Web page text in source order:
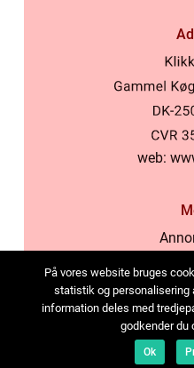
web:
På vores website bruges
statistik og personalisering
information deles med
godkender du
Ok